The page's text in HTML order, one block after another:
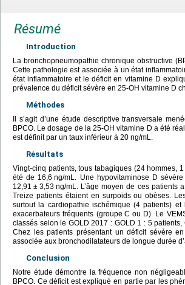
Résumé
Introduction
La bronchopneumopathie chronique obstructive
Cette pathologie est associée à un état
état inflammatoire et le déficit en vitamine D
prévalence du déficit sévère en 25-OH vitamine D
Méthodes
Il s’agit d’une étude descriptive transversale
BPCO. Le dosage de la 25-OH vitamine D a été
est définit par un taux inférieur à 20 ng/mL.
Résultats
Vingt-cinq patients, tous tabagiques (24 hommes,
été de 16,6 ng/mL. Une hypovitaminose D
12,91 ± 3,53 ng/mL. L’âge moyen de ces patients
Treize patients étaient en surpoids ou obèses.
surtout la cardiopathie ischémique (4 patients)
exacerbateurs fréquents (groupe C ou D). Le
classés selon le GOLD 2017 : GOLD 1 : 5
Chez les patients présentant un déficit sévère
associée aux bronchodilatateurs de longue durée
Conclusion
Notre étude démontre la fréquence non
BPCO. Ce déficit est expliqué en partie par les